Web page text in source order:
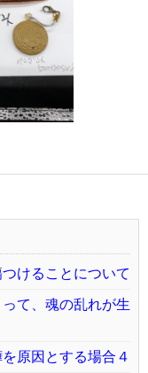
けることについて
て、魂の乱れが生
原因とする場合４